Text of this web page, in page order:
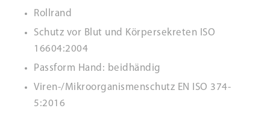
Rollrand
Schutz vor Blut und Körpersekreten ISO
16604:2004
Passform Hand: beidhändig
Viren-/Mikroorganismenschutz EN ISO 374-
5:2016